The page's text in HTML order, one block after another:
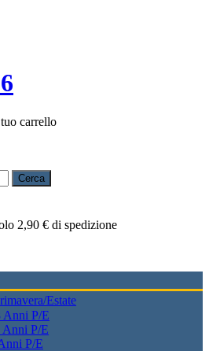
carrello
Cerca
2,90 € di spedizione
Estate
Anni P/E
P/E
P/E